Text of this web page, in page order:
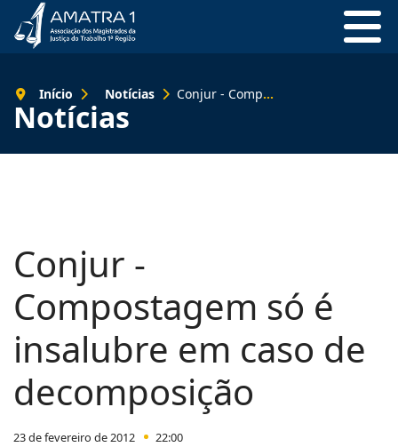
Notícias
Início Notícias Conjur - Compostagem só é insalubre em caso de decomposição
Conjur -
Compostagem só é
insalubre em caso de
decomposição
23 de fevereiro de 2012 22:00